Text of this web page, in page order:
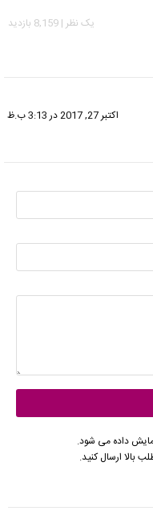
يک نظر | 8,159 بازدید
اکتبر 27, 2017 در 3:13 ب.ظ
داده می شود.
بالا ارسال کنید.